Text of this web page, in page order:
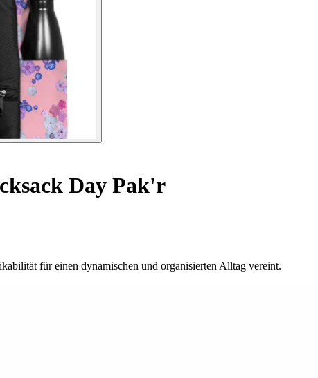
Day Pak'r
für einen dynamischen und organisierten Alltag vereint.